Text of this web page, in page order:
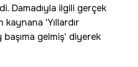
Damadıyla ilgili gerçek
kaynana 'Yıllardır
gelmiş' diyerek